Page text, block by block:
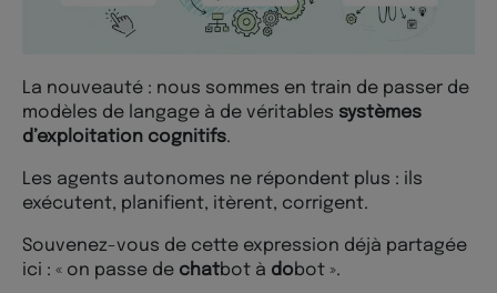
La nouveauté : nous sommes en train de passer de
modèles de langage à de véritables systèmes
d’exploitation cognitifs.
Les agents autonomes ne répondent plus : ils
exécutent, planifient, itèrent, corrigent.
Souvenez-vous de cette expression déjà partagée
ici : « on passe de chatbot à dobot ».